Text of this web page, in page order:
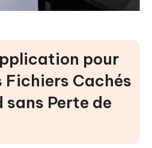
pour
Fichiers Cachés
Perte de